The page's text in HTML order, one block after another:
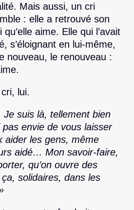
Mais aussi, un cri
: elle a retrouvé son
aime. Elle qui l’avait
s’éloignant en lui-même,
nouveau, le renouveau :
lui.
suis là, tellement bien
pas envie de vous laisser
les gens, même
aidé… Mon savoir-faire,
qu’on ouvre des
solidaires, dans les